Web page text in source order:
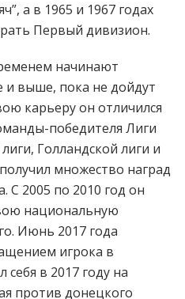
а в 1965 и 1967 годах
Первый дивизион.
начинают
и выше, пока не дойдут
карьеру он отличился
победителя Лиги
Голландской лиги и
множество наград
С 2005 по 2010 год он
национальную
Июнь 2017 года
игрока в
в 2017 году на
против донецкого